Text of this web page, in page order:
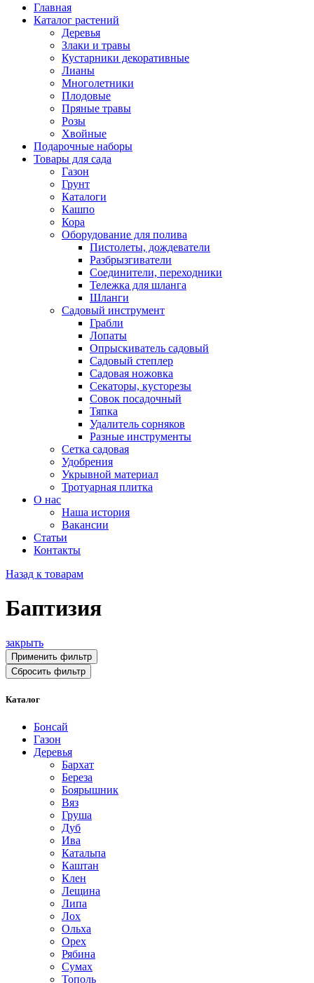
Главная
Каталог растений
Деревья
Злаки и травы
Кустарники декоративные
Лианы
Многолетники
Плодовые
Пряные травы
Розы
Хвойные
Подарочные наборы
Товары для сада
Газон
Грунт
Каталоги
Кашпо
Кора
Оборудование для полива
Пистолеты, дождеватели
Разбрызгиватели
Соединители, переходники
Тележка для шланга
Шланги
Садовый инструмент
Грабли
Лопаты
Опрыскиватель садовый
Садовый степлер
Садовая ножовка
Секаторы, кусторезы
Совок посадочный
Тяпка
Удалитель сорняков
Разные инструменты
Сетка садовая
Удобрения
Укрывной материал
Тротуарная плитка
О нас
Наша история
Вакансии
Статьи
Контакты
Назад к товарам
Баптизия
закрыть
Применить фильтр
Сбросить фильтр
Каталог
Бонсай
Газон
Деревья
Бархат
Береза
Боярышник
Вяз
Груша
Дуб
Ива
Катальпа
Каштан
Клен
Лещина
Липа
Лох
Ольха
Орех
Рябина
Сумах
Тополь